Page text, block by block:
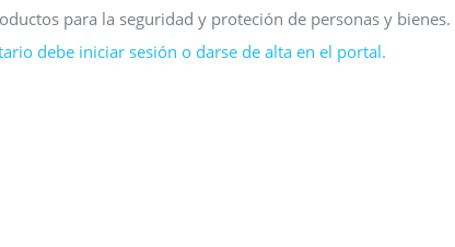
para la seguridad y proteción de personas y bienes.
debe iniciar sesión o darse de alta en el portal.